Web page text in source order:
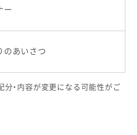
ー
のあいさつ
分・内容が変更になる可能性がご